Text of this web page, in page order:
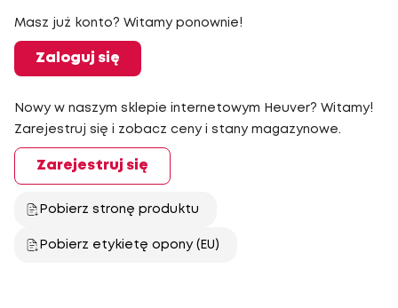
Masz już konto? Witamy ponownie!
Zaloguj się
Nowy w naszym sklepie internetowym Heuver? Witamy!
Zarejestruj się i zobacz ceny i stany magazynowe.
Zarejestruj się
Pobierz stronę produktu
Pobierz etykietę opony (EU)